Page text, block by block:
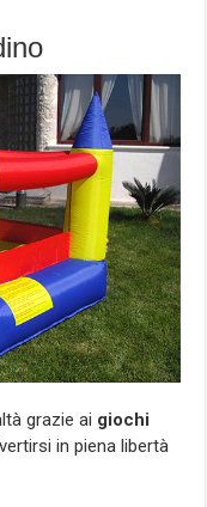
grazie ai giochi
in piena libertà